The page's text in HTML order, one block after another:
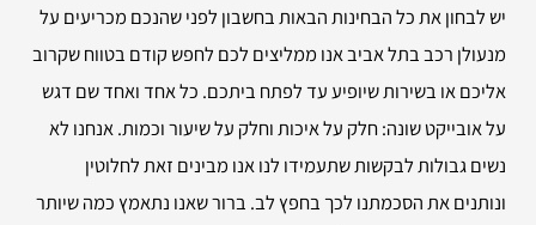
יש לבחון את כל הבחינות הבאות בחשבון לפני שהנכם מכריעים על
מנעולן רכב בתל אביב אנו ממליצים לכם לחפש קודם בטווח שקרוב
אליכם או בשירות שיופיע עד לפתח ביתכם. כל אחד ואחד שם דגש
על אובייקט שונה: חלק על איכות וחלק על שיעור וכמות. אנחנו לא
נשים גבולות לבקשות שתעמידו לנו אנו מבינים זאת לחלוטין
ונותנים את הסכמתנו לכך בחפץ לב. ברור שאנו נתאמץ כמה שיותר